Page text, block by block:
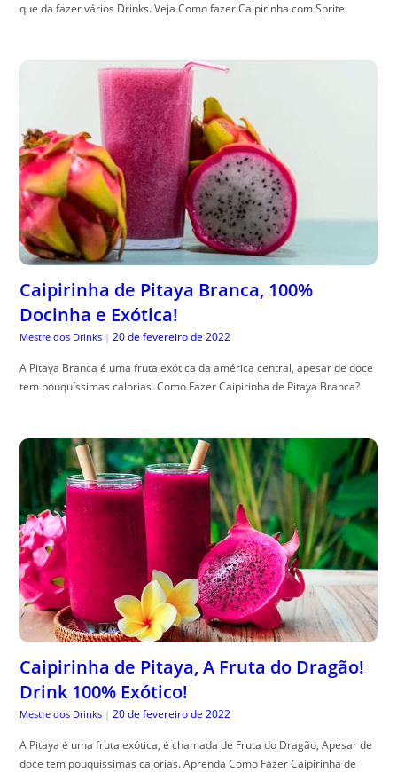
que da fazer vários Drinks. Veja Como fazer Caipirinha com Sprite.
Caipirinha de Pitaya Branca, 100%
Docinha e Exótica!
Mestre dos Drinks | 20 de fevereiro de 2022
A Pitaya Branca é uma fruta exótica da américa central, apesar de doce
tem pouquíssimas calorias. Como Fazer Caipirinha de Pitaya Branca?
Caipirinha de Pitaya, A Fruta do Dragão!
Drink 100% Exótico!
Mestre dos Drinks | 20 de fevereiro de 2022
A Pitaya é uma fruta exótica, é chamada de Fruta do Dragão, Apesar de
doce tem pouquíssimas calorias. Aprenda Como Fazer Caipirinha de